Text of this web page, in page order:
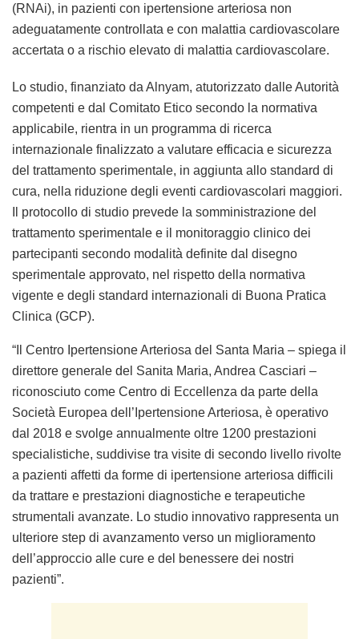
(RNAi), in pazienti con ipertensione arteriosa non
adeguatamente controllata e con malattia cardiovascolare
accertata o a rischio elevato di malattia cardiovascolare.
Lo studio, finanziato da Alnyam, atutorizzato dalle Autorità
competenti e dal Comitato Etico secondo la normativa
applicabile, rientra in un programma di ricerca
internazionale finalizzato a valutare efficacia e sicurezza
del trattamento sperimentale, in aggiunta allo standard di
cura, nella riduzione degli eventi cardiovascolari maggiori.
Il protocollo di studio prevede la somministrazione del
trattamento sperimentale e il monitoraggio clinico dei
partecipanti secondo modalità definite dal disegno
sperimentale approvato, nel rispetto della normativa
vigente e degli standard internazionali di Buona Pratica
Clinica (GCP).
“Il Centro Ipertensione Arteriosa del Santa Maria – spiega il
direttore generale del Sanita Maria, Andrea Casciari –
riconosciuto come Centro di Eccellenza da parte della
Società Europea dell’Ipertensione Arteriosa, è operativo
dal 2018 e svolge annualmente oltre 1200 prestazioni
specialistiche, suddivise tra visite di secondo livello rivolte
a pazienti affetti da forme di ipertensione arteriosa difficili
da trattare e prestazioni diagnostiche e terapeutiche
strumentali avanzate. Lo studio innovativo rappresenta un
ulteriore step di avanzamento verso un miglioramento
dell’approccio alle cure e del benessere dei nostri
pazienti”.